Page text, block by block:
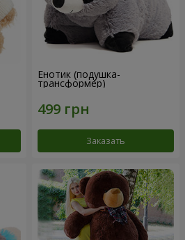
Енотик (подушка-
трансформер)
Заказать